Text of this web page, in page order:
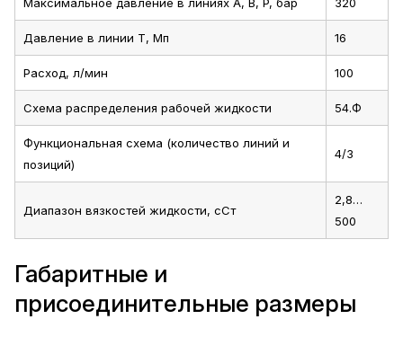
Максимальное давление в линиях A, B, P, бар 320
Давление в линии T, Мп 16
Расход, л/мин 100
Схема распределения рабочей жидкости 54.Ф
Функциональная схема (количество линий и
позиций)
4/3
Диапазон вязкостей жидкости, сСт
2,8…
500
Габаритные и
присоединительные размеры